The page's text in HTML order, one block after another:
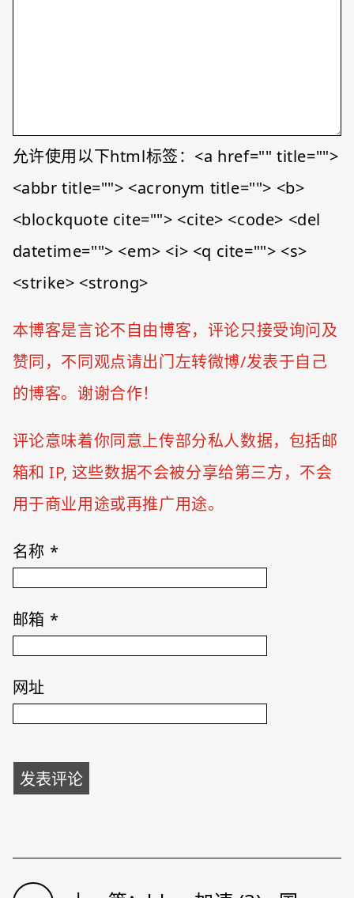
允许使用以下html标签：<a href="" title="">
<abbr title=""> <acronym title=""> <b>
<blockquote cite=""> <cite> <code> <del
datetime=""> <em> <i> <q cite=""> <s>
<strike> <strong>
本博客是言论不自由博客，评论只接受询问及
赞同，不同观点请出门左转微博/发表于自己
的博客。谢谢合作！
评论意味着你同意上传部分私人数据，包括邮
箱和 IP, 这些数据不会被分享给第三方，不会
用于商业用途或再推广用途。
名称 *
邮箱 *
网址